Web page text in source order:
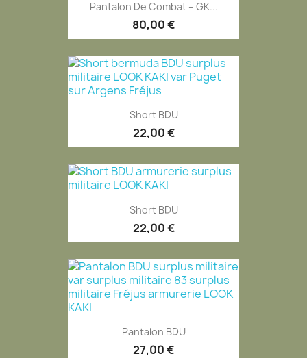
Pantalon De Combat – GK...
80,00 €
Short BDU
22,00 €
Short BDU
22,00 €
Pantalon BDU
27,00 €